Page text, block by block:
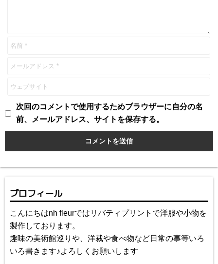
次回のコメントで使用するためブラウザーに自分の名
前、メールアドレス、サイトを保存する。
プロフィール
こんにちはnh fleurではリバティプリントで洋服や小物を
製作しております。
趣味の美術館巡りや、洋裁や食べ物など日常の事等いろ
いろ書きます♪よろしくお願いします